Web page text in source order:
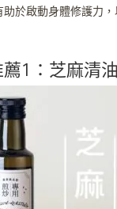
於啟動身體修護力，
1：芝麻清油